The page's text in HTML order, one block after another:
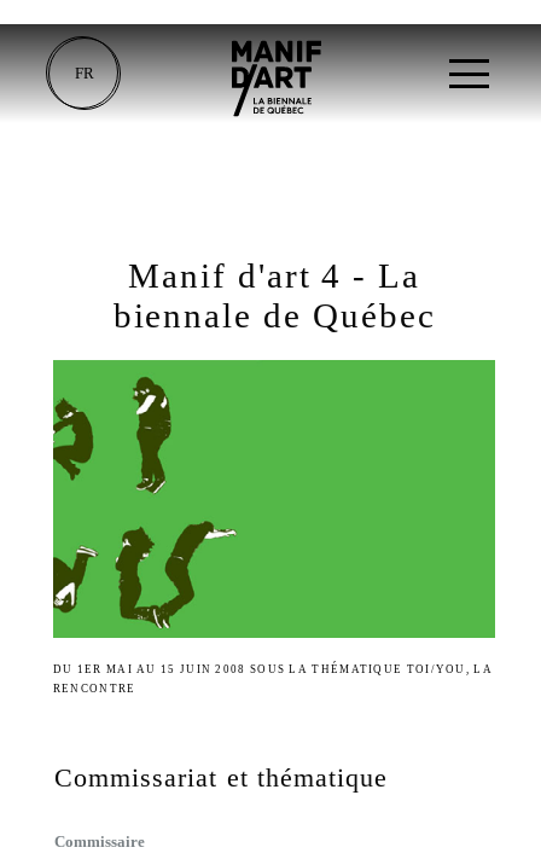
FR
Manif d'art 4 - La
biennale de Québec
DU 1ER MAI AU 15 JUIN 2008 SOUS LA THÉMATIQUE TOI/YOU, LA
RENCONTRE
Commissariat et thématique
Commissaire